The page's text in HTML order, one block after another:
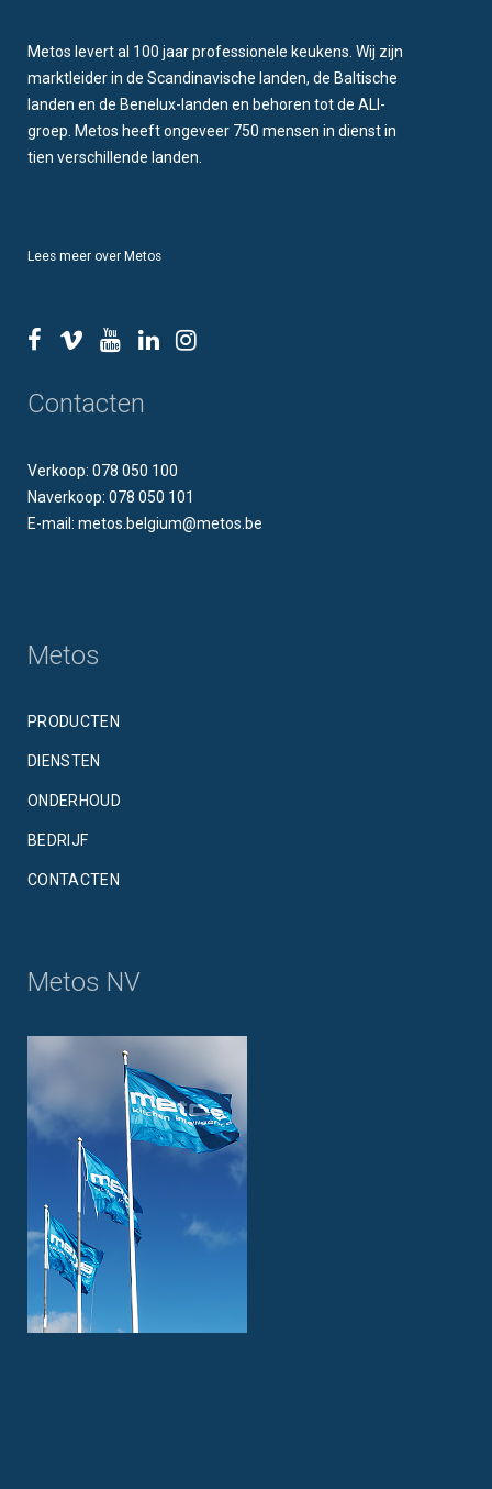
Metos levert al 100 jaar professionele keukens. Wij zijn
marktleider in de Scandinavische landen, de Baltische
landen en de Benelux-landen en behoren tot de ALI-
groep. Metos heeft ongeveer 750 mensen in dienst in
tien verschillende landen.
Lees meer over Metos
Contacten
Verkoop: 078 050 100
Naverkoop: 078 050 101
E-mail: metos.belgium@metos.be
Metos
PRODUCTEN
DIENSTEN
ONDERHOUD
BEDRIJF
CONTACTEN
Metos NV